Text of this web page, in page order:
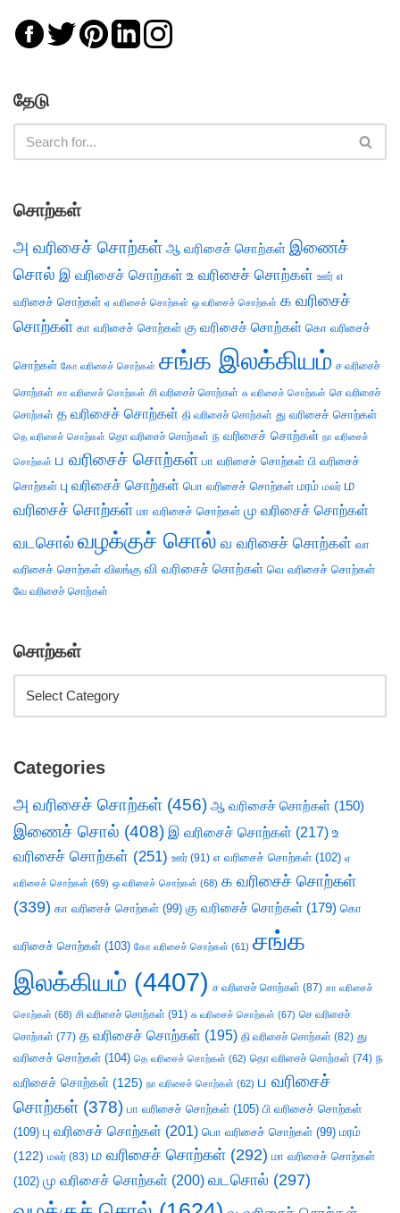
தேடு
சொற்கள்
அ வரிசைச் சொற்கள் ஆ வரிசைச் சொற்கள் இணைச்
சொல் இ வரிசைச் சொற்கள் உ வரிசைச் சொற்கள் ஊர் எ
வரிசைச் சொற்கள் ஏ வரிசைச் சொற்கள் ஒ வரிசைச் சொற்கள் க வரிசைச்
சொற்கள் கா வரிசைச் சொற்கள் கு வரிசைச் சொற்கள் கொ வரிசைச்
சொற்கள் கோ வரிசைச் சொற்கள் சங்க இலக்கியம் ச வரிசைச்
சொற்கள் சா வரிசைச் சொற்கள் சி வரிசைச் சொற்கள் சு வரிசைச் சொற்கள் செ வரிசைச்
சொற்கள் த வரிசைச் சொற்கள் தி வரிசைச் சொற்கள் து வரிசைச் சொற்கள்
தெ வரிசைச் சொற்கள் தொ வரிசைச் சொற்கள் ந வரிசைச் சொற்கள் நா வரிசைச்
சொற்கள் ப வரிசைச் சொற்கள் பா வரிசைச் சொற்கள் பி வரிசைச்
சொற்கள் பு வரிசைச் சொற்கள் பொ வரிசைச் சொற்கள் மரம் மலர் ம
வரிசைச் சொற்கள் மா வரிசைச் சொற்கள் மு வரிசைச் சொற்கள்
வடசொல் வழக்குச் சொல் வ வரிசைச் சொற்கள் வா
வரிசைச் சொற்கள் விலங்கு வி வரிசைச் சொற்கள் வெ வரிசைச் சொற்கள்
வே வரிசைச் சொற்கள்
சொற்கள்
Categories
அ வரிசைச் சொற்கள் (456) ஆ வரிசைச் சொற்கள் (150)
இணைச் சொல் (408) இ வரிசைச் சொற்கள் (217) உ
வரிசைச் சொற்கள் (251) ஊர் (91) எ வரிசைச் சொற்கள் (102) ஏ
வரிசைச் சொற்கள் (69) ஒ வரிசைச் சொற்கள் (68) க வரிசைச் சொற்கள்
(339) கா வரிசைச் சொற்கள் (99) கு வரிசைச் சொற்கள் (179) கொ
வரிசைச் சொற்கள் (103) கோ வரிசைச் சொற்கள் (61) சங்க
இலக்கியம் (4407) ச வரிசைச் சொற்கள் (87) சா வரிசைச்
சொற்கள் (68) சி வரிசைச் சொற்கள் (91) சு வரிசைச் சொற்கள் (67) செ வரிசைச்
சொற்கள் (77) த வரிசைச் சொற்கள் (195) தி வரிசைச் சொற்கள் (82) து
வரிசைச் சொற்கள் (104) தெ வரிசைச் சொற்கள் (62) தொ வரிசைச் சொற்கள் (74) ந
வரிசைச் சொற்கள் (125) நா வரிசைச் சொற்கள் (62) ப வரிசைச்
சொற்கள் (378) பா வரிசைச் சொற்கள் (105) பி வரிசைச் சொற்கள்
(109) பு வரிசைச் சொற்கள் (201) பொ வரிசைச் சொற்கள் (99) மரம்
(122) மலர் (83) ம வரிசைச் சொற்கள் (292) மா வரிசைச் சொற்கள்
(102) மு வரிசைச் சொற்கள் (200) வடசொல் (297)